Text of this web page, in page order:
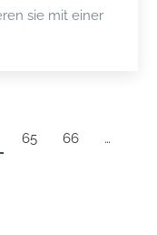
sie mit einer
65 66
…